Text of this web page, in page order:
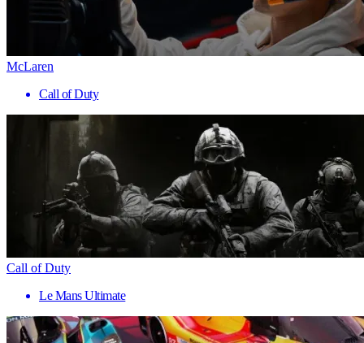
McLaren
Call of Duty
Call of Duty
Le Mans Ultimate